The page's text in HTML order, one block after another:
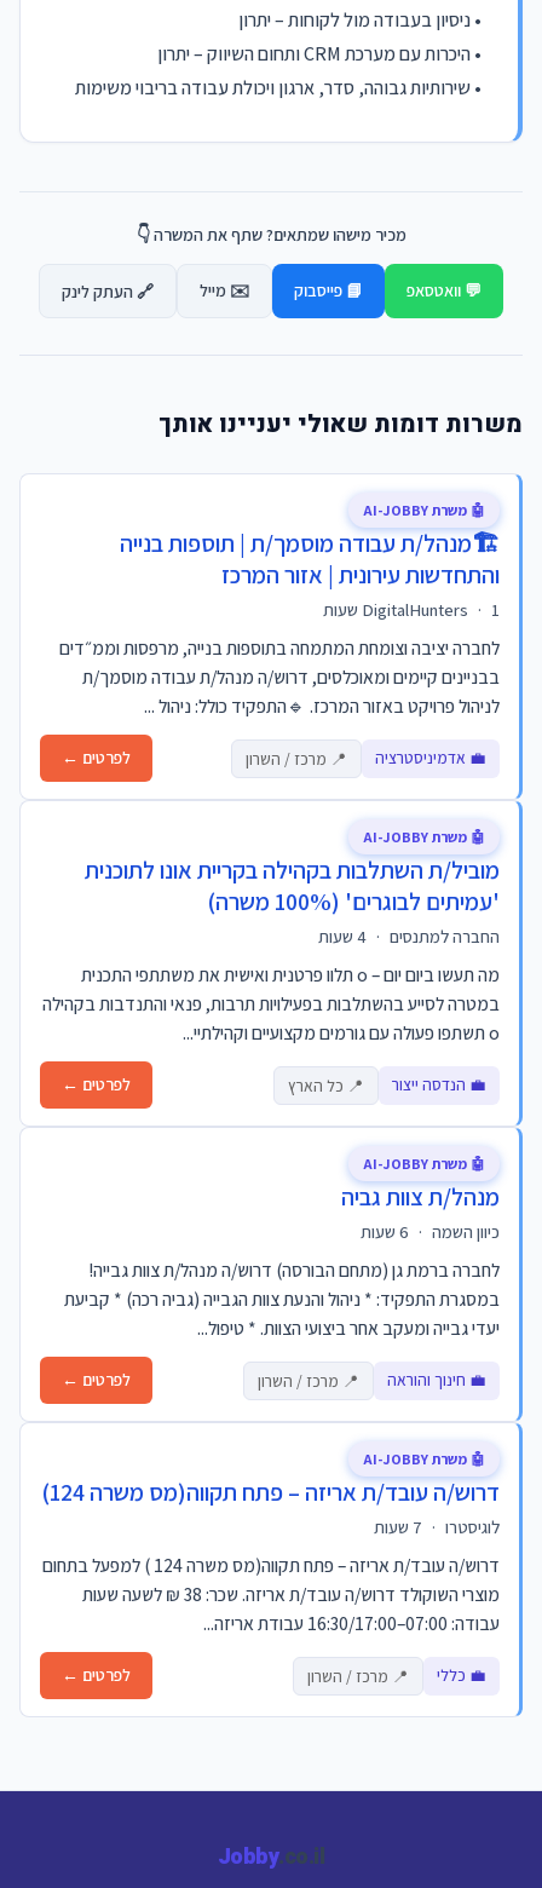
• ניסיון בעבודה מול לקוחות – יתרון
• היכרות עם מערכת CRM ותחום השיווק – יתרון
• שירותיות גבוהה, סדר, ארגון ויכולת עבודה בריבוי משימות
מכיר מישהו שמתאים? שתף את המשרה 👇
💬 וואטסאפ 📘 פייסבוק ✉️ מייל 🔗 העתק לינק
משרות דומות שאולי יעניינו אותך
🏗️מנהל/ת עבודה מוסמך/ת | תוספות בנייה
והתחדשות עירונית | אזור המרכז
DigitalHunters · 1 שעות
לחברה יציבה וצומחת המתמחה בתוספות בנייה, מרפסות וממ״דים
בבניינים קיימים ומאוכלסים, דרוש/ה מנהל/ת עבודה מוסמך/ת
לניהול פרויקט באזור המרכז. 🔹התפקיד כולל: ניהול ...
💼 אדמיניסטרציה 📍 מרכז / השרון לפרטים ←
🤖 משרת AI-JOBBY
מוביל/ת השתלבות בקהילה בקריית אונו לתוכנית
'עמיתים לבוגרים' (100% משרה)
החברה למתנסים ·
מה תעשו ביום יום – o תלוו פרטנית ואישית את משתתפי התכנית
במטרה לסייע בהשתלבות בפעילויות תרבות, פנאי והתנדבות בקהילה
o תשתפו פעולה עם גורמים מקצועיים וקהילתיי...
💼 הנדסה ייצור 📍 כל הארץ לפרטים ←
🤖 משרת AI-JOBBY
מנהל/ת צוות גביה
כיוון השמה ·
לחברה ברמת גן (מתחם הבורסה) דרוש/ה מנהל/ת צוות גבייה!
במסגרת התפקיד: * ניהול והנעת צוות הגבייה (גביה רכה) * קביעת
יעדי גבייה ומעקב אחר ביצועי הצוות. * טיפול...
💼 חינוך והוראה 📍 מרכז / השרון לפרטים ←
🤖 משרת AI-JOBBY
דרוש/ה עובד/ת אריזה – פתח תקווה(מס משרה 124)
לוגיסטרו ·
דרוש/ה עובד/ת אריזה – פתח תקווה(מס משרה 124 ) למפעל בתחום
מוצרי השוקולד דרוש/ה עובד/ת אריזה. שכר: 38 ₪ לשעה שעות
עבודה: 07:00–16:30/17:00 עבודת אריזה...
💼 כללי 📍 מרכז / השרון לפרטים ←
🤖 משרת AI-JOBBY
Jobby.co.il